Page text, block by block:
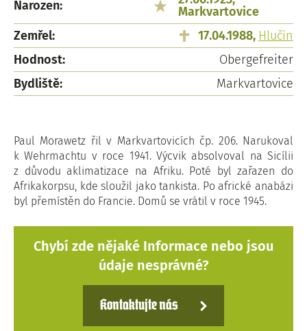
Narozen:
Markvartovice
Zemřel:
17.04.1988, Hlučín
Hodnost:
Obergefreiter
Bydliště:
Markvartovice
Paul Morawetz řil v Markvartovicích čp. 206. Narukoval
k Wehrmachtu v roce 1941. Výcvik absolvoval na Sicílii
z důvodu aklimatizace na Afriku. Poté byl zařazen do
Afrikakorpsu, kde sloužil jako tankista. Po africké anabázi
byl přemístěn do Francie. Domů se vrátil v roce 1945.
Chybí zde nějaké Informace nebo jsou
údaje nesprávné?
Kontaktujte nás